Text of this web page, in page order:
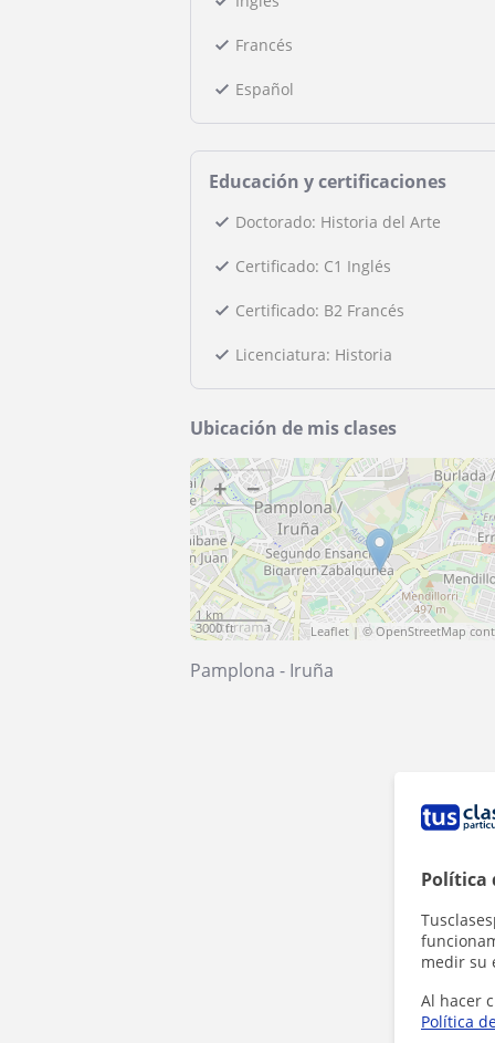
Política
medir su
Al hacer
Política
Francés
Español
Educación y certificaciones
Doctorado: Historia del Arte
Certificado: C1 Inglés
Certificado: B2 Francés
Licenciatura: Historia
Ubicación de mis clases
+ −
1 km
3000 ft
Leaflet | ©OpenStreetMap
Pamplona - Iruña